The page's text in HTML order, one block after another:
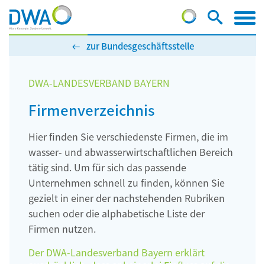
zur Bundesgeschäftsstelle
DWA-LANDESVERBAND BAYERN
Firmenverzeichnis
Hier finden Sie verschiedenste Firmen, die im
wasser- und abwasserwirtschaftlichen Bereich
tätig sind. Um für sich das passende
Unternehmen schnell zu finden, können Sie
gezielt in einer der nachstehenden Rubriken
suchen oder die alphabetische Liste der
Firmen nutzen.
Der DWA-Landesverband Bayern erklärt